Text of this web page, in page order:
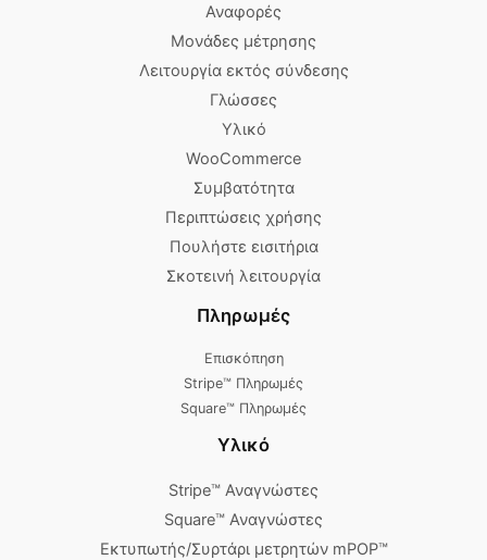
Αναφορές
Μονάδες μέτρησης
Λειτουργία εκτός σύνδεσης
Γλώσσες
Υλικό
WooCommerce
Συμβατότητα
Περιπτώσεις χρήσης
Πουλήστε εισιτήρια
Σκοτεινή λειτουργία
Πληρωμές
Επισκόπηση
Stripe™ Πληρωμές
Square™ Πληρωμές
Υλικό
Stripe™ Αναγνώστες
Square™ Αναγνώστες
Εκτυπωτής/Συρτάρι μετρητών mPOP™